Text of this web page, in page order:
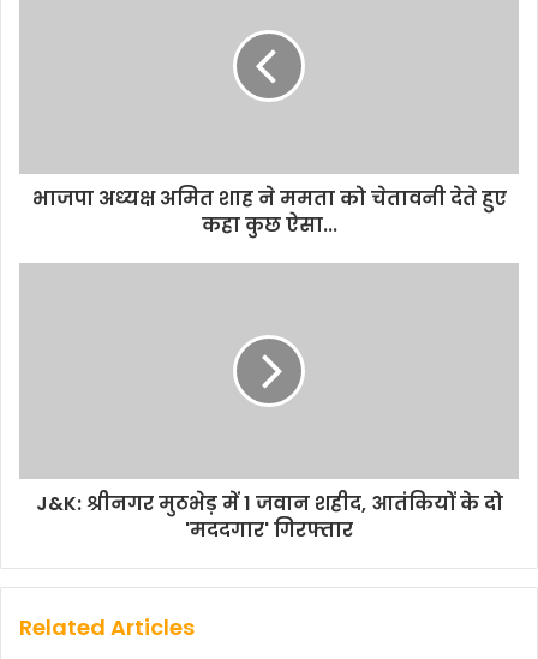
भाजपा अध्‍यक्ष अमित शाह ने ममता को चेतावनी देते हुए
कहा कुछ ऐसा...
J&K: श्रीनगर मुठभेड़ में 1 जवान शहीद, आतंकियों के दो
'मददगार' गिरफ्तार
Related Articles